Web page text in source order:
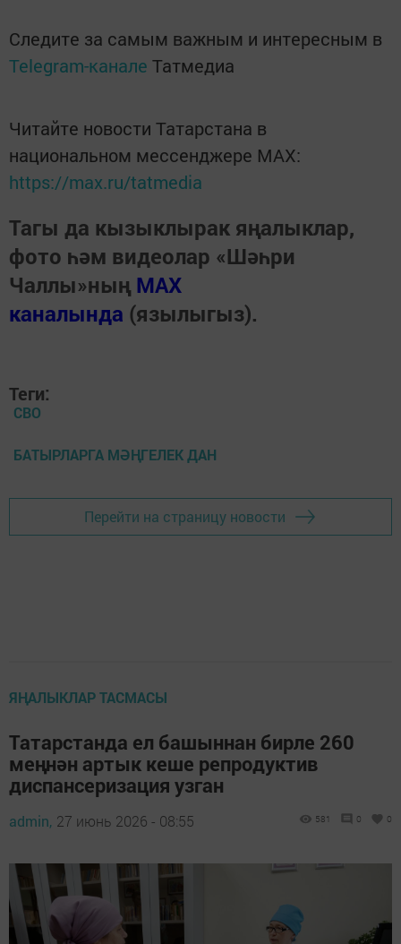
Следите за самым важным и интересным в
Telegram-канале Татмедиа
Читайте новости Татарстана в
национальном мессенджере MАХ:
https://max.ru/tatmedia
Тагы да кызыклырак яңалыклар,
фото һәм видеолар «Шәһри
Чаллы»ның MAX
каналында (язылыгыз).
Теги:
СВО
БАТЫРЛАРГА МӘҢГЕЛЕК ДАН
Перейти на страницу новости
ЯҢАЛЫКЛАР ТАСМАСЫ
Татарстанда ел башыннан бирле 260
меңнән артык кеше репродуктив
диспансеризация узган
admin, 27 июнь 2026 - 08:55 581 0 0